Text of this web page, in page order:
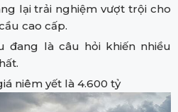
lại trải nghiệm vượt trội cho
cao cấp.
đang là câu hỏi khiến nhiều
niêm yết là 4.600 tỷ